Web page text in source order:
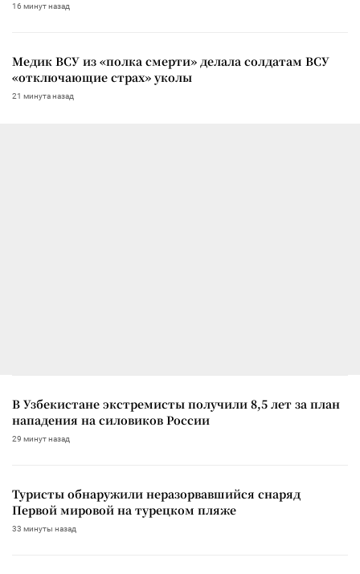
16 минут назад
Медик ВСУ из «полка смерти» делала солдатам ВСУ
«отключающие страх» уколы
21 минута назад
В Узбекистане экстремисты получили 8,5 лет за план
нападения на силовиков России
29 минут назад
Туристы обнаружили неразорвавшийся снаряд
Первой мировой на турецком пляже
33 минуты назад